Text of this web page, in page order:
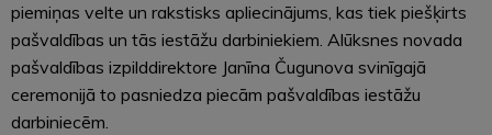
piemiņas velte un rakstisks apliecinājums, kas tiek piešķirts
pašvaldības un tās iestāžu darbiniekiem. Alūksnes novada
pašvaldības izpilddirektore Janīna Čugunova svinīgajā
ceremonijā to pasniedza piecām pašvaldības iestāžu
darbiniecēm.